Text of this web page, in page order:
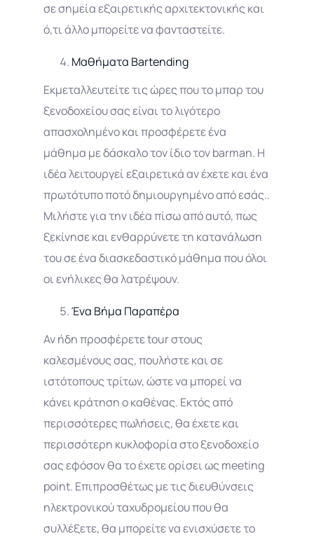
σε σημεία εξαιρετικής αρχιτεκτονικής και
ό,τι άλλο μπορείτε να φανταστείτε.
Μαθήματα Bartending
Εκμεταλλευτείτε τις ώρες που το μπαρ του
ξενοδοχείου σας είναι το λιγότερο
απασχολημένο και προσφέρετε ένα
μάθημα με δάσκαλο τον ίδιο τον barman. Η
ιδέα λειτουργεί εξαιρετικά αν έχετε και ένα
πρωτότυπο ποτό δημιουργημένο από εσάς..
Μιλήστε για την ιδέα πίσω από αυτό, πως
ξεκίνησε και ενθαρρύνετε τη κατανάλωση
του σε ένα διασκεδαστικό μάθημα που όλοι
οι ενήλικες θα λατρέψουν.
Ένα Βήμα Παραπέρα
Αν ήδη προσφέρετε tour στους
καλεσμένους σας, πουλήστε και σε
ιστότοπους τρίτων, ώστε να μπορεί να
κάνει κράτηση ο καθένας. Εκτός από
περισσότερες πωλήσεις, θα έχετε και
περισσότερη κυκλοφορία στο ξενοδοχείο
σας εφόσον θα το έχετε ορίσει ως meeting
point. Επιπροσθέτως με τις διευθύνσεις
ηλεκτρονικού ταχυδρομείου που θα
συλλέξετε, θα μπορείτε να ενισχύσετε το